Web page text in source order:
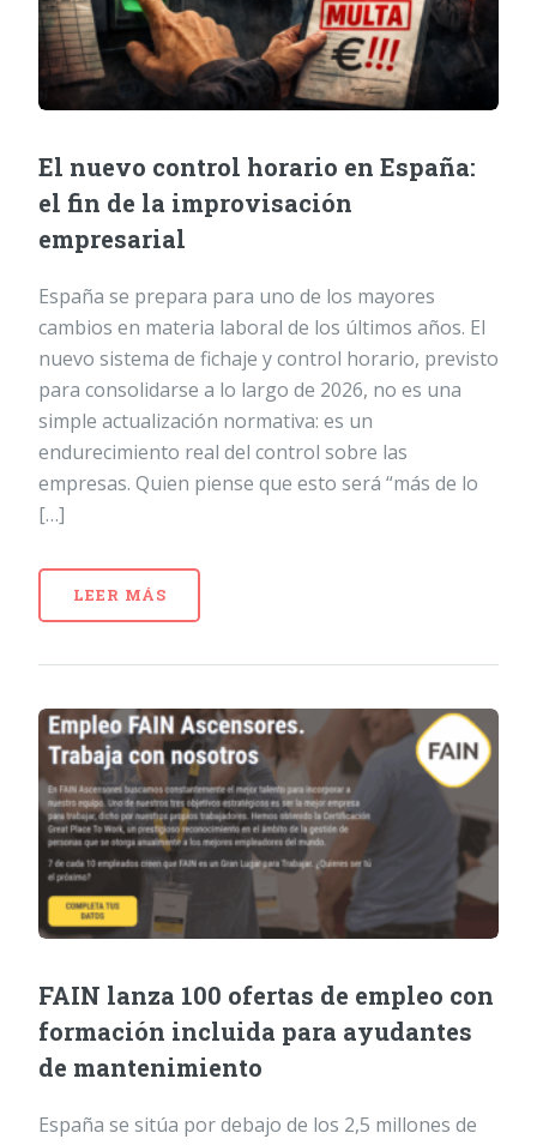
El nuevo control horario en España:
el fin de la improvisación
empresarial
España se prepara para uno de los mayores
cambios en materia laboral de los últimos años. El
nuevo sistema de fichaje y control horario, previsto
para consolidarse a lo largo de 2026, no es una
simple actualización normativa: es un
endurecimiento real del control sobre las
empresas. Quien piense que esto será “más de lo
[…]
LEER MÁS
FAIN lanza 100 ofertas de empleo con
formación incluida para ayudantes
de mantenimiento
España se sitúa por debajo de los 2,5 millones de